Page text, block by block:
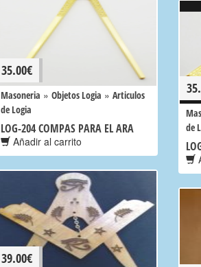
35.00€
Masoneria » Objetos Logia » Articulos
de Logia
LOG-204 COMPAS PARA EL ARA
Añadir al carrito
de
39.00€